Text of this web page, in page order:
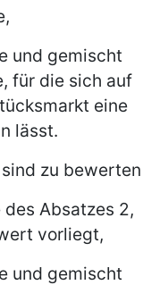
und gemischt
für die sich auf
eine
lässt.
zu bewerten
Absatzes 2,
vorliegt,
und gemischt